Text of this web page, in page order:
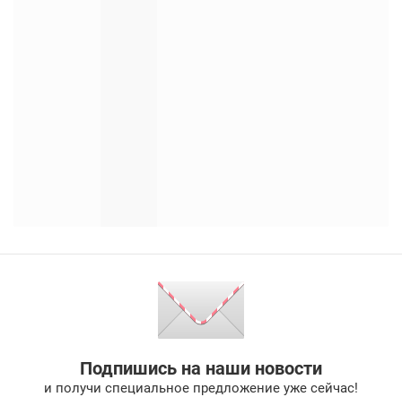
Подпишись на наши новости
и получи специальное предложение уже сейчас!